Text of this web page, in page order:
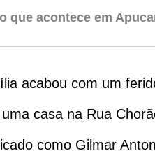
que acontece em
acabou com um
casa na Rua
como Gilmar